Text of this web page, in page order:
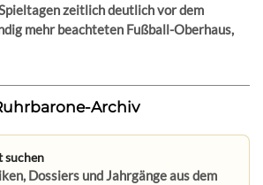
zeitlich deutlich vor dem
mehr beachteten Fußball-Oberhaus,
Archiv
suchen
Dossiers und Jahrgänge aus dem